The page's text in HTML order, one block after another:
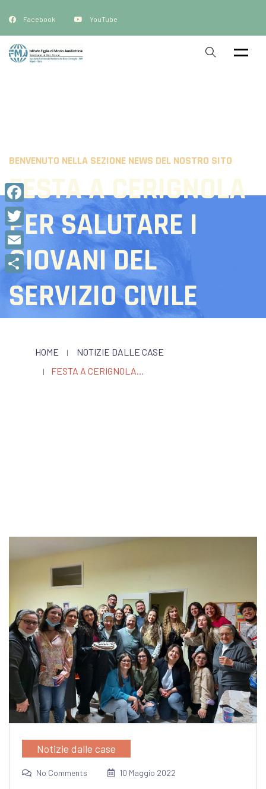
Facebook YouTube
BENVENUTO NELLA SEZIONE NEWS DEL NOSTRO SITO
FESTA A CERIGNOLA
PER SALUTARE I
GIOVANI DEL
SERVIZIO CIVILE
HOME
NOTIZIE DALLE CASE
FESTA A CERIGNOLA...
Notizie dalle case
No Comments 10 Maggio 2022
Facebook
Twitter
Email
Condividi